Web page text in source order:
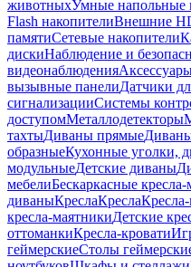
животныхУмные напольные
Flash накопителиВнешние
памятиСетевые накопители
дискиНаблюдение и
видеонаблюдения
вызывные панелиДатчики
сигнализацииСистемы
доступомМеталлодетекторы
тахтыДиваны прямые
образныеКухонные уголки,
модульныеДетские диваны
мебелиБескаркасные
диваныКреслаКресла
кресла-маятникиДетские
оттоманкиКресла-кровати
геймерскиеСтолы